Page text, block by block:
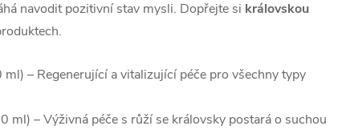
navodit pozitivní stav mysli. Dopřejte si královskou
ml) – Regenerující a vitalizující péče pro všechny typy
ml) – Výživná péče s růží se královsky postará o suchou